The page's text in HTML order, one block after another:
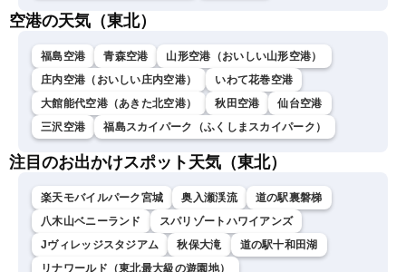
空港の天気（東北）
福島空港 青森空港
山形空港（おいしい山形空港）
庄内空港（おいしい庄内空港）
いわて花巻空港
大館能代空港（あきた北空港）
秋田空港
仙台空港
三沢空港
福島スカイパーク（ふくしまスカイパーク）
注目のお出かけスポット天気（東北）
楽天モバイルパーク宮城 奥入瀬渓流
道の駅裏磐梯
八木山ベニーランド
スパリゾートハワイアンズ
Jヴィレッジスタジアム
秋保大滝
道の駅十和田湖
リナワールド（東北最大級の遊園地）